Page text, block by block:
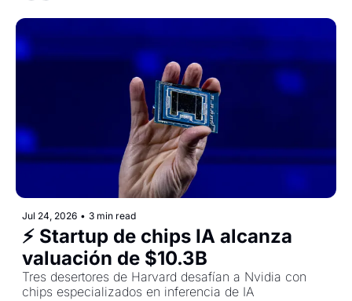
Jul 24, 2026 • 3 min read
⚡ Startup de chips IA alcanza
valuación de $10.3B
Tres desertores de Harvard desafían a Nvidia con
chips especializados en inferencia de IA